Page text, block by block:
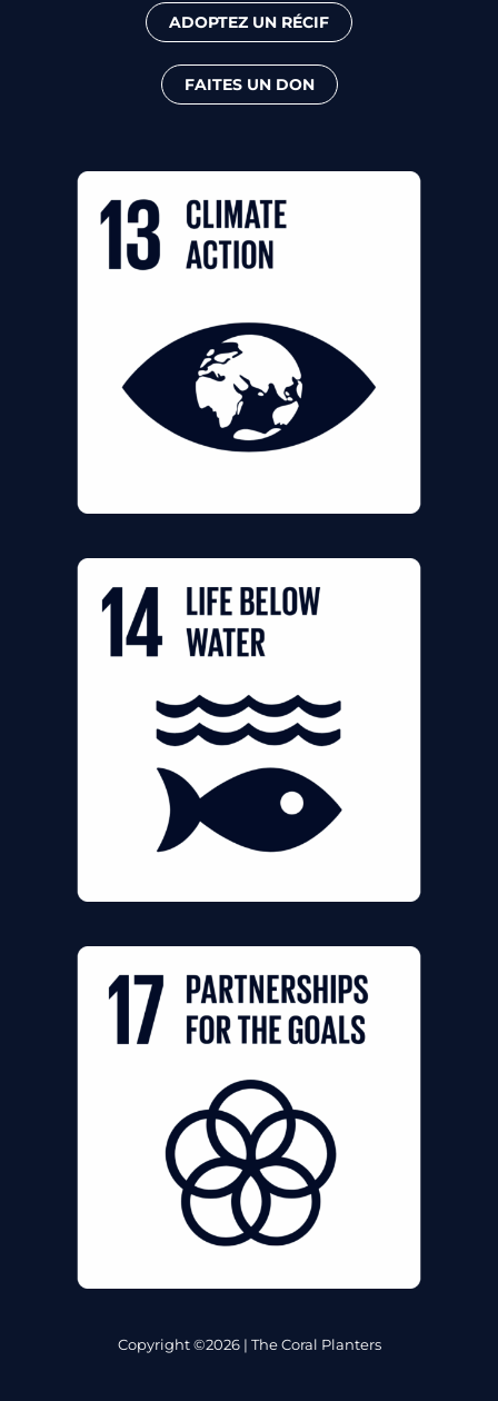
ADOPTEZ UN RÉCIF
FAITES UN DON
Copyright ©2026 | The Coral Planters